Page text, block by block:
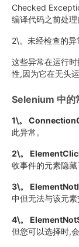
Checked
编译代码之前处理
2\。未经检查的异
这些异常在运行
性,因为它在无头
Selenium 中的
1\。
此异常。
2\。
收事件的元素隐藏
3\。
中但无法与该元素
4\。
但您可以选择时,